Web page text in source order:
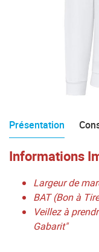
Présentation
Informations
Largeur de
BAT (Bon à
Veillez à
Gabarit"